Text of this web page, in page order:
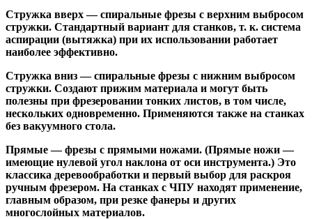
Стружка вверх— спиральные фрезы с верхним выбросом
стружки. Стандартный вариант для станков, т. к. система
аспирации (вытяжка) при их использовании работает
наиболее эффективно.
Стружка вниз— спиральные фрезы с нижним выбросом
стружки. Создают прижим материала и могут быть
полезны при фрезеровании тонких листов, в том числе,
нескольких одновременно. Применяются также на станках
без вакуумного стола.
Прямые— фрезы с прямыми ножами. (Прямые ножи —
имеющие нулевой угол наклона от оси инструмента.) Это
классика деревообработки и первый выбор для раскроя
ручным фрезером. На станках с ЧПУ находят применение,
главным образом, при резке фанеры и других
многослойных материалов.